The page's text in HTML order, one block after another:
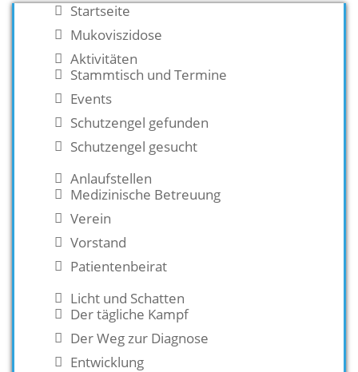
Startseite
Mukoviszidose
Aktivitäten
Stammtisch und Termine
Events
Schutzengel gefunden
Schutzengel gesucht
Anlaufstellen
Medizinische Betreuung
Verein
Vorstand
Patientenbeirat
Licht und Schatten
Der tägliche Kampf
Der Weg zur Diagnose
Entwicklung